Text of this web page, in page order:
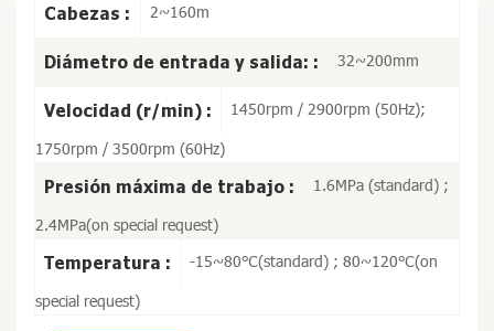
Cabezas : 2~160m
Diámetro de entrada y salida: : 32~200mm
Velocidad (r/min) :
1450rpm / 2900rpm (50Hz);
1750rpm / 3500rpm (60Hz)
Presión máxima de trabajo :
1.6MPa (standard) ;
2.4MPa(on special request)
Temperatura :
-15~80℃(standard) ; 80~120℃(on
special request)